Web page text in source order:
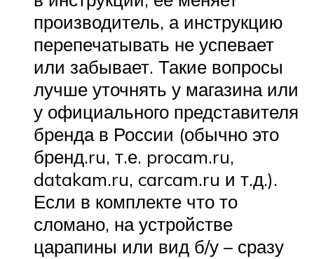
производитель, а инструкцию
перепечатывать не успевает
или забывает. Такие вопросы
лучше уточнять у магазина или
у официального представителя
бренда в России (обычно это
бренд.ru, т.е. procam.ru,
datakam.ru, carcam.ru и т.д.).
Если в комплекте что то
сломано, на устройстве
царапины или вид б/у – сразу